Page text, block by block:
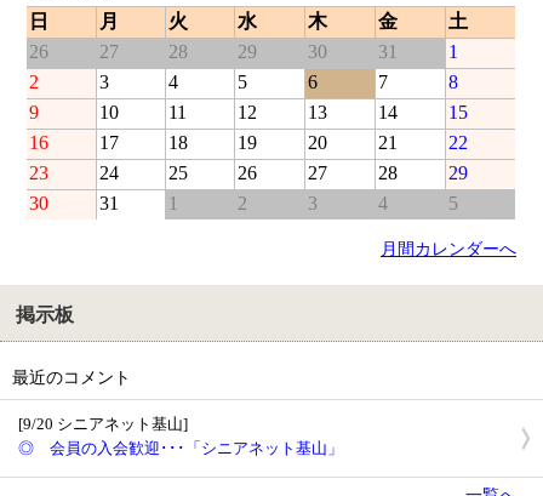
日
月 火 水 木 金
土
26
27 28 29 30 31
1
2
3 4 5 6 7
8
9
10 11 12 13 14
15
16
17 18 19 20 21
22
23
24 25 26 27 28
29
30
31 1 2 3 4 5
月間カレンダーへ
掲示板
最近のコメント
◎ 会員の入会歓迎･･･「シニアネット基山」
[9/20 シニアネット基山]